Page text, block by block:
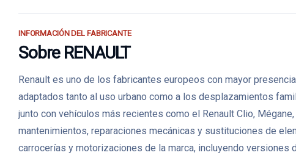
INFORMACIÓN DEL FABRICANTE
Sobre RENAULT
Renault es uno de los fabricantes europeos con mayor
adaptados tanto al uso urbano como a los desplazamientos
junto con vehículos más recientes como el Renault Clio,
mantenimientos, reparaciones mecánicas y sustituciones de
carrocerías y motorizaciones de la marca, incluyendo